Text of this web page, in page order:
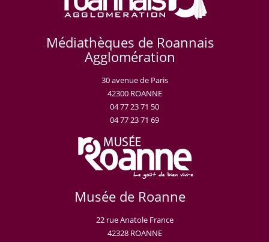
Médiathèques de Roannais
Agglomération
30 avenue de Paris
42300 ROANNE
04 77 23 71 50
04 77 23 71 69
Musée de Roanne
22 rue Anatole France
42328 ROANNE